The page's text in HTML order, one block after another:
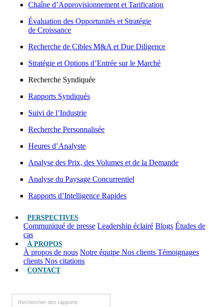
Chaîne d’Approvisionnement et Tarification
Évaluation des Opportunités et Stratégie
de Croissance
Recherche de Cibles M&A et Due Diligence
Stratégie et Options d’Entrée sur le Marché
Recherche Syndiquée
Rapports Syndiqués
Suivi de l’Industrie
Recherche Personnalisée
Heures d’Analyste
Analyse des Prix, des Volumes et de la Demande
Analyse du Paysage Concurrentiel
Rapports d’Intelligence Rapides
PERSPECTIVES
Communiqué de presse Leadership éclairé Blogs Études de
cas
À PROPOS
À propos de nous Notre équipe Nos clients Témoignages
clients Nos citations
CONTACT